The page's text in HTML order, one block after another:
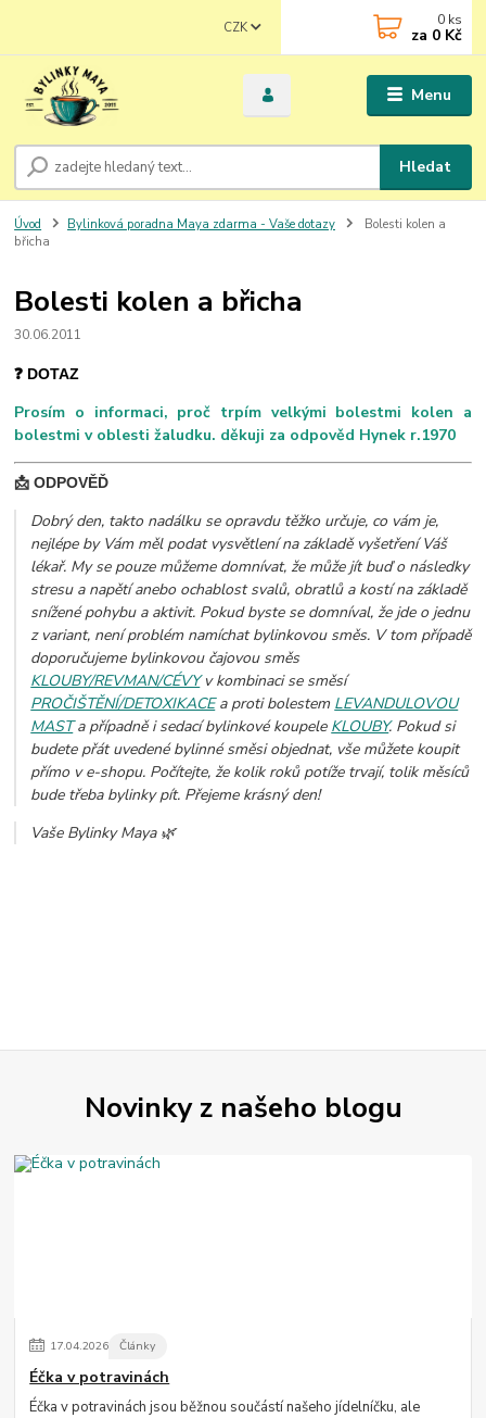
Menu
CZK
Hledat
0 ks
za 0 Kč
Úvod Bylinková poradna Maya zdarma - Vaše dotazy
Bolesti kolen a
břicha
Bolesti kolen a břicha
30.06.2011
❓ DOTAZ
Prosím o informaci, proč trpím velkými bolestmi kolen a
bolestmi v oblesti žaludku. děkuji za odpověd Hynek r.1970
📩 ODPOVĚĎ
Dobrý den, takto nadálku se opravdu těžko určuje, co vám je,
nejlépe by Vám měl podat vysvětlení na základě vyšetření Váš
lékař. My se pouze můžeme domnívat, že může jít buď o následky
stresu a napětí anebo ochablost svalů, obratlů a kostí na základě
snížené pohybu a aktivit. Pokud byste se domníval, že jde o jednu
z variant, není problém namíchat bylinkovou směs. V tom případě
doporučujeme bylinkovou čajovou směs
KLOUBY/REVMAN/CÉVYv kombinaci se směsí
PROČIŠTĚNÍ/DETOXIKACEa proti bolestem LEVANDULOVOU
MASTa případně i sedací bylinkové koupele KLOUBY. Pokud si
budete přát uvedené bylinné směsi objednat, vše můžete koupit
přímo v e-shopu. Počítejte, že kolik roků potíže trvají, tolik měsíců
bude třeba bylinky pít. Přejeme krásný den!
Vaše Bylinky Maya 🌿
Novinky z našeho blogu
17.04.2026 Články
Éčka v potravinách
Éčka v potravinách jsou běžnou součástí našeho jídelníčku, ale